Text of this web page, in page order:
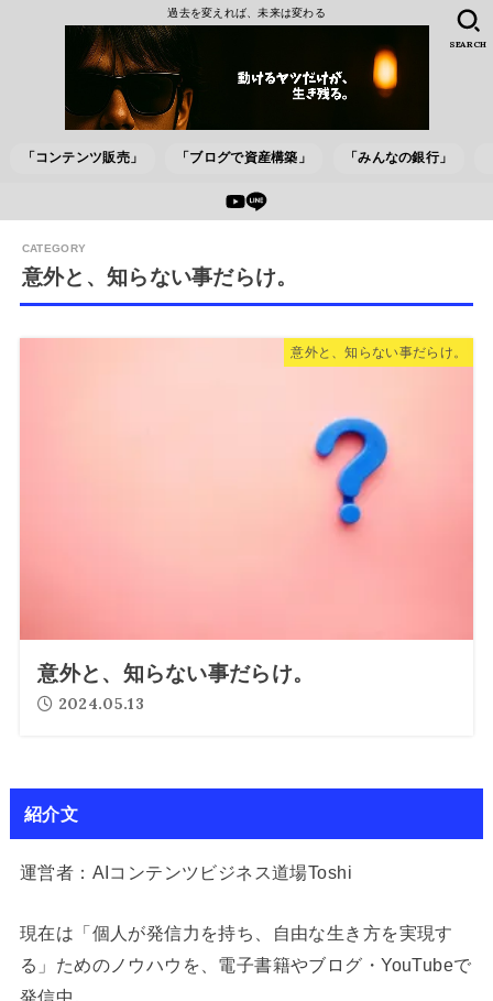
過去を変えれば、未来は変わる
「コンテンツ販売」 「ブログで資産構築」 「みんなの銀行」
SEARCH
意外と、知らない事だらけ。
意外と、知らない事だらけ。
意外と、知らない事だらけ。
2024.05.13
紹介文
運営者：AIコンテンツビジネス道場Toshi
現在は「個人が発信力を持ち、自由な生き方を実現す
る」ためのノウハウを、電子書籍やブログ・YouTubeで
発信中。